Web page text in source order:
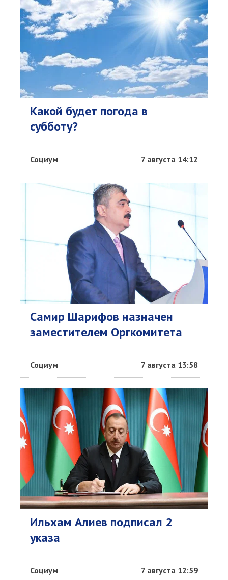
Какой будет погода в
субботу?
Социум 7 августа 14:12
Самир Шарифов назначен
заместителем Оргкомитета
Социум 7 августа 13:58
Ильхам Алиев подписал 2
указа
Социум 7 августа 12:59